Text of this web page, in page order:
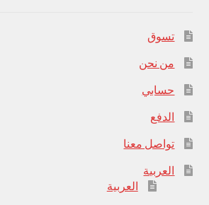
تسوق
من نحن
حسابي
الدفع
تواصل معنا
العربية
العربية